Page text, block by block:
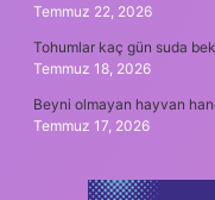
Temmuz 22, 2026
Tohumlar kaç gün suda
Temmuz 18, 2026
Beyni olmayan hayvan
Temmuz 17, 2026